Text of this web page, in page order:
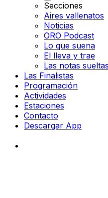
Secciones
Aires vallenatos
Noticias
ORO Podcast
Lo que suena
El lleva y trae
Las notas sueltas
Las Finalistas
Programación
Actividades
Estaciones
Contacto
Descargar App